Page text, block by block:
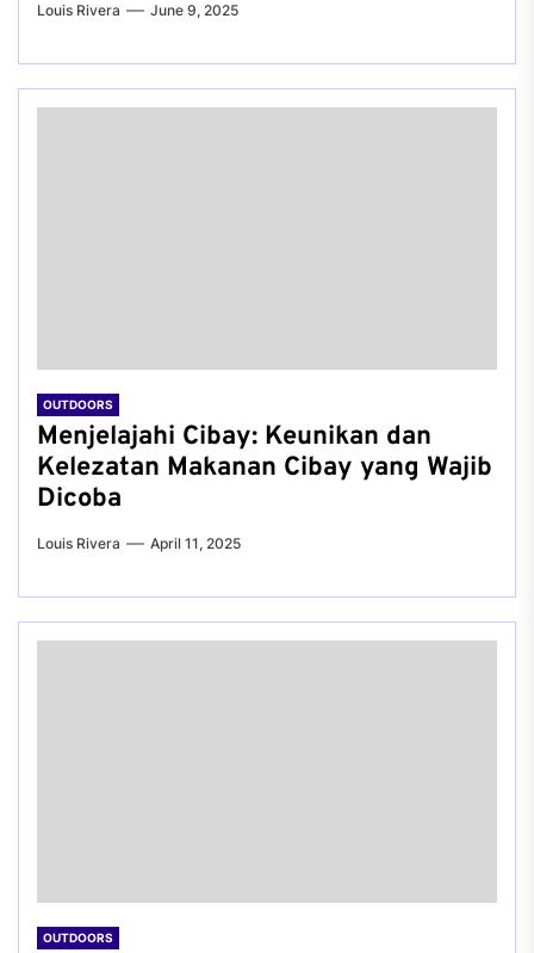
Louis Rivera June 9, 2025
OUTDOORS
Menjelajahi Cibay: Keunikan dan
Kelezatan Makanan Cibay yang Wajib
Dicoba
Louis Rivera April 11, 2025
OUTDOORS